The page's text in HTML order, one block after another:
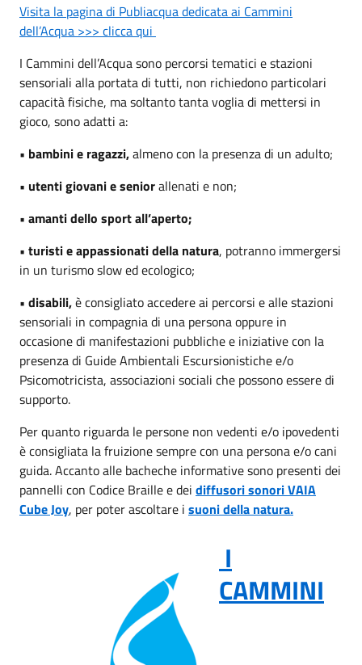
Visita la pagina di Publiacqua dedicata ai Cammini
dell’Acqua >>> clicca qui
I Cammini dell’Acqua sono percorsi tematici e stazioni
sensoriali alla portata di tutti, non richiedono particolari
capacità fisiche, ma soltanto tanta voglia di mettersi in
gioco, sono adatti a:
• bambini e ragazzi,almeno con la presenza di un adulto;
• utenti giovani e seniorallenati e non;
• amanti dello sport all’aperto;
• turisti e appassionati della natura, potranno immergersi
in un turismo slow ed ecologico;
• disabili,è consigliato accedere ai percorsi e alle stazioni
sensoriali in compagnia di una persona oppure in
occasione di manifestazioni pubbliche e iniziative con la
presenza di Guide Ambientali Escursionistiche e/o
Psicomotricista, associazioni sociali che possono essere di
supporto.
Per quanto riguarda le persone non vedenti e/o ipovedenti
è consigliata la fruizione sempre con una persona e/o cani
guida. Accanto alle bacheche informative sono presenti dei
pannelli con Codice Braille e dei diffusori sonori VAIA
Cube Joy, per poter ascoltare i suoni della natura.
I
CAMMINI